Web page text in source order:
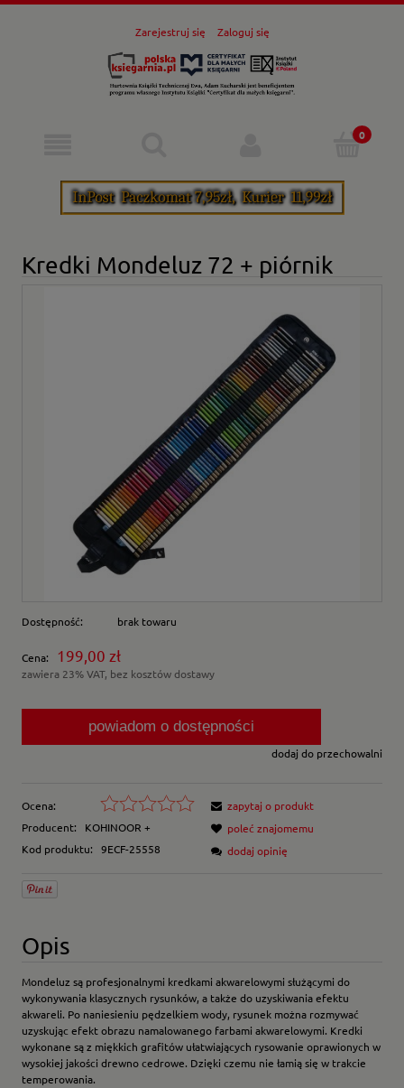
Zarejestruj się Zaloguj się
Kredki Mondeluz 72 + piórnik
Dostępność: brak towaru
Cena: 199,00 zł
zawiera 23% VAT, bez kosztów dostawy
powiadom o dostępności
dodaj do przechowalni
Ocena:
Producent:
KOHINOOR +
Kod produktu:
9ECF-25558
zapytaj o produkt
poleć znajomemu
dodaj opinię
Opis
Mondeluz są profesjonalnymi kredkami akwarelowymi służącymi do
wykonywania klasycznych rysunków, a także do uzyskiwania efektu
akwareli. Po naniesieniu pędzelkiem wody, rysunek można rozmywać
uzyskując efekt obrazu namalowanego farbami akwarelowymi. Kredki
wykonane są z miękkich grafitów ułatwiających rysowanie oprawionych w
wysokiej jakości drewno cedrowe. Dzięki czemu nie łamią się w trakcie
temperowania.